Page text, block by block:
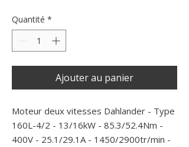
Quantité *
Ajouter au panier
Moteur deux vitesses Dahlander - Type
160L-4/2 - 13/16kW - 85.3/52.4Nm -
400V - 25.1/29.1A - 1450/2900tr/min -